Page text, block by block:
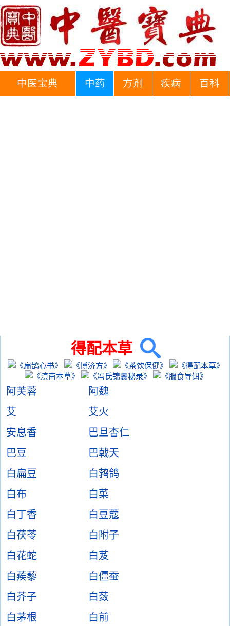
中医宝典 中药 方剂 疾病 百科
得配本草
阿芙蓉
阿魏
艾
艾火
安息香
巴旦杏仁
巴豆
巴戟天
白扁豆
白鹁鸽
白布
白菜
白丁香
白豆蔻
白茯苓
白附子
白花蛇
白芨
白蒺藜
白僵蚕
白芥子
白蔹
白茅根
白前